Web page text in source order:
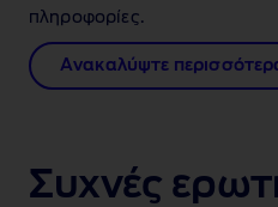
πληροφορίες.
Ανακαλύψτε
Συχνές